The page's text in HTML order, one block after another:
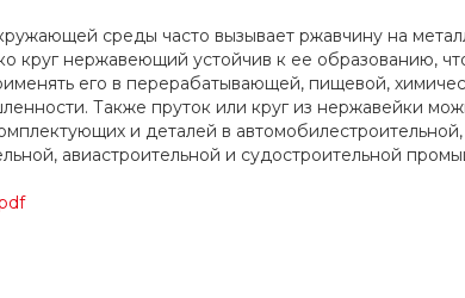
среды часто вызывает ржавчину на
круг нержавеющий устойчив к ее образованию,
его в перерабатывающей, пищевой,
Также пруток или круг из нержавейки
и деталей в автомобилестроительной,
авиастроительной и судостроительной